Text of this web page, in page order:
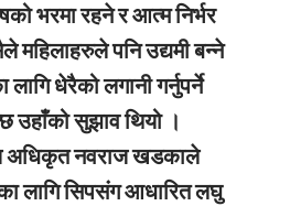
भरमा रहने र आत्म निर्भर
महिलाहरुले पनि उद्यमी बन्ने
धेरैको लगानी गर्नुपर्ने
उहाँको सुझाव थियो ।
अधिकृत नवराज खडकाले
लागि सिपसंग आधारित लघु